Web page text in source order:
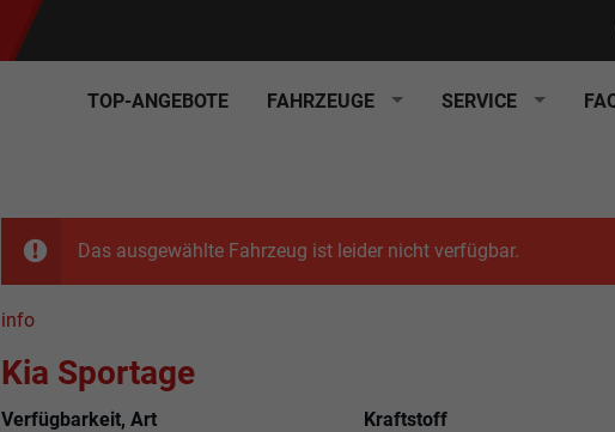
TOP-ANGEBOTE FAHRZEUGE SERVICE
Das ausgewählte Fahrzeug ist leider nicht verfügbar.
info
Kia Sportage
Verfügbarkeit, Art Kraftstoff